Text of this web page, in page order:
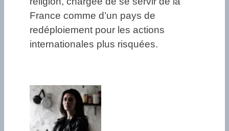
France comme d’un pays de
redéploiement pour les actions
internationales plus risquées.